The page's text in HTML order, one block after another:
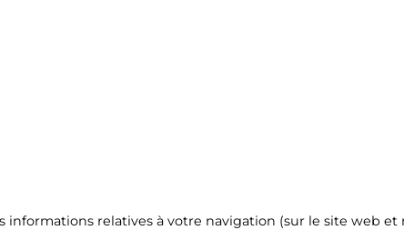
relatives à votre navigation (sur le site web et